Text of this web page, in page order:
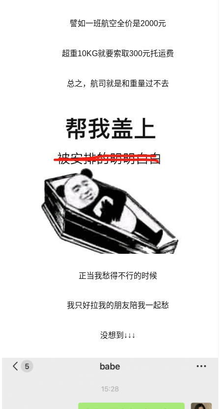
譬如一班航空全价是2000元
超重10KG就要索取300元托运费
总之，航司就是和重量过不去
正当我愁得不行的时候
我只好拉我的朋友陪我一起愁
没想到↓↓↓